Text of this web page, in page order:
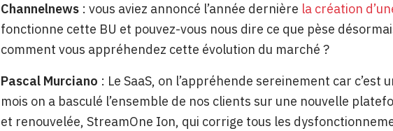
Channelnews : vous aviez annoncé l’année dernière la création
fonctionne cette BU et pouvez-vous nous dire ce que pèse
comment vous appréhendez cette évolution du marché ?
Pascal Murciano : Le SaaS, on l’appréhende sereinement car
mois on a basculé l’ensemble de nos clients sur une nouvelle
et renouvelée, StreamOne Ion, qui corrige tous les